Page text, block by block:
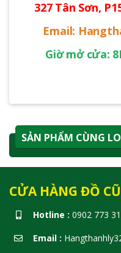
327 Tân Sơn,
Email:
Giờ mở cửa:
SẢN PHẨM CÙNG
CỬA HÀNG ĐỒ
Hotline : 0902 773
Email :